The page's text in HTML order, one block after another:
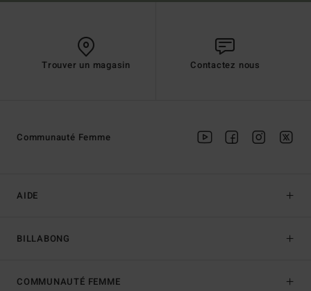
Trouver un magasin Contactez nous
AIDE
BILLABONG
Communauté Femme
COMMUNAUTÉ FEMME